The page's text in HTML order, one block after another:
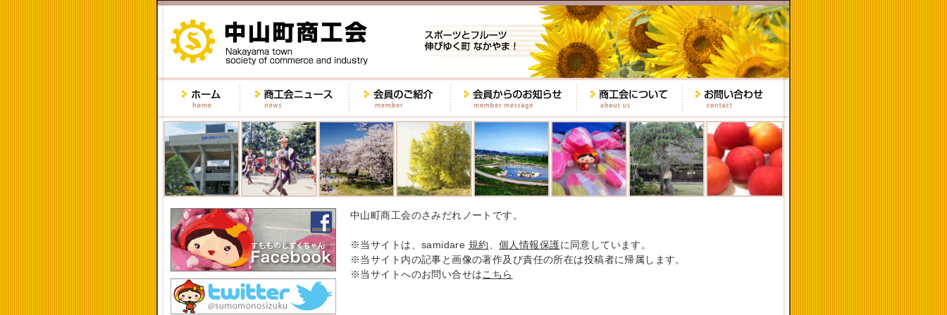
中山町商工会のさみだれノートです。
※当サイトは、samidare 規約 個人情報保護に同意しています。
※当サイト内の記事と画像の著作及び責任の所在は投稿者に帰属します。
※当サイトへのお問い合せはこちら